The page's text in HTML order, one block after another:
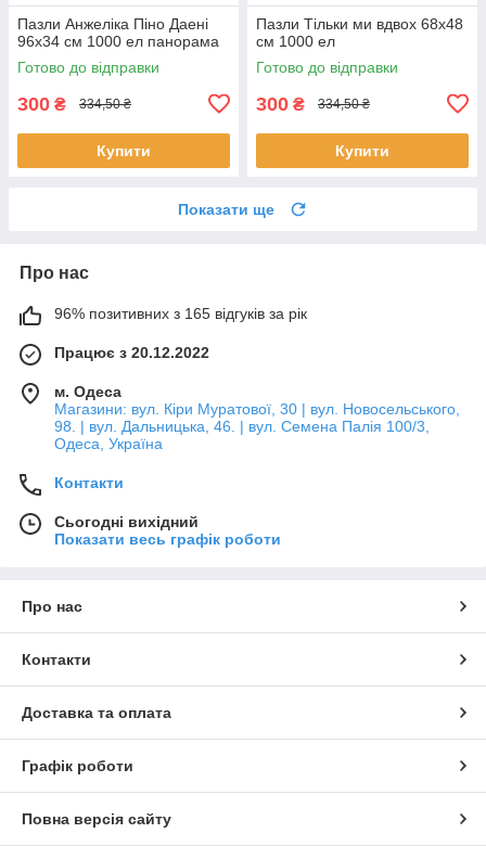
Пазли Анжеліка Піно Даені
96х34 см 1000 ел панорама
Готово до відправки
300 ₴ 334,50 ₴
Купити
Пазли Тільки ми вдвох 68х48
см 1000 ел
Готово до відправки
300 ₴ 334,50 ₴
Купити
Показати ще
Про нас
96% позитивних з 165 відгуків за рік
Працює з 20.12.2022
м. Одеса
Магазини: вул. Кіри Муратової, 30 | вул. Новосельського,
98. | вул. Дальницька, 46. | вул. Семена Палія 100/3,
Одеса, Україна
Контакти
Сьогодні вихідний
Показати весь графік роботи
Про нас
Контакти
Доставка та оплата
Графік роботи
Повна версія сайту